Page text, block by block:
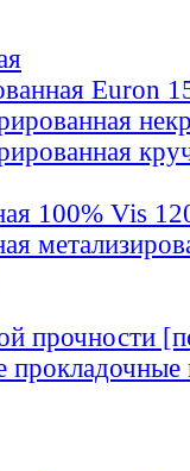
Euron
100% Vis
прочности
прокладочные